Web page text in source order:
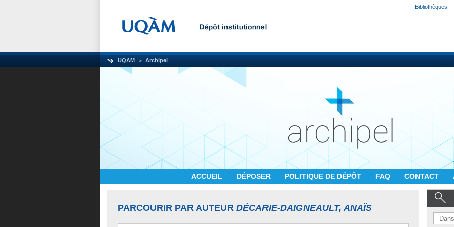
Bibliothèques
UQAM Archipel
ACCUEIL DÉPOSER POLITIQUE DE DÉPÔT FAQ CONTACT
PARCOURIR PAR AUTEUR DÉCARIE-DAIGNEAULT, ANAÏS